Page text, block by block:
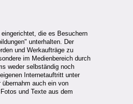
die es Besuchern
unterhalten. Der
und Werkaufträge zu
im Medienbereich durch
weder selbständig noch
Internetauftritt unter
auch ein von
und Texte aus dem